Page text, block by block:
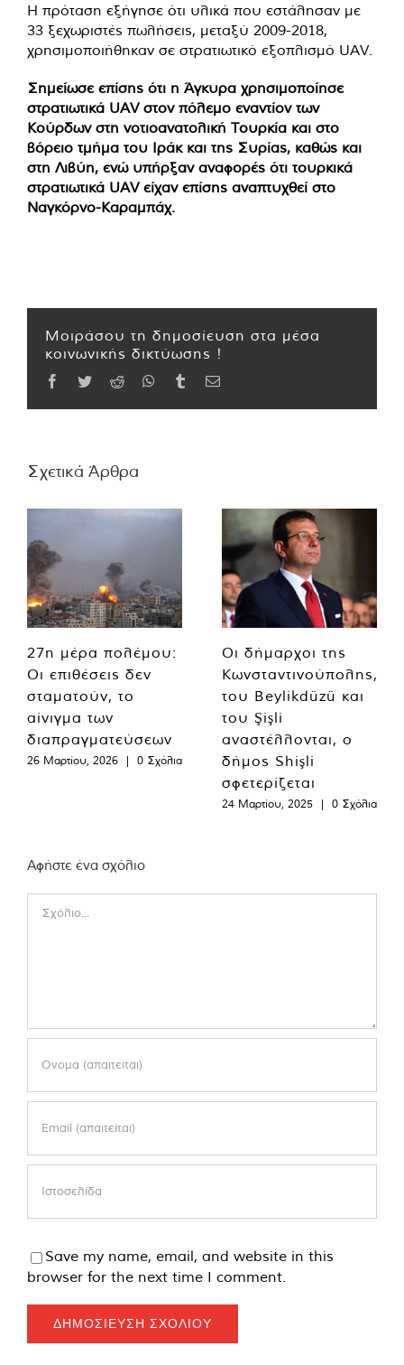
Η πρόταση εξήγησε ότι υλικά που εστάλησαν με
33 ξεχωριστές πωλήσεις, μεταξύ 2009-2018,
χρησιμοποιήθηκαν σε στρατιωτικό εξοπλισμό UAV.
Σημείωσε επίσης ότι η Άγκυρα χρησιμοποίησε
στρατιωτικά UAV στον πόλεμο εναντίον των
Κούρδων στη νοτιοανατολική Τουρκία και στο
βόρειο τμήμα του Ιράκ και της Συρίας, καθώς και
στη Λιβύη, ενώ υπήρξαν αναφορές ότι τουρκικά
στρατιωτικά UAV είχαν επίσης αναπτυχθεί στο
Ναγκόρνο-Καραμπάχ.
Μοιράσου τη δημοσίευση στα μέσα
κοινωνικής δικτύωσης !
Facebook
TwitterReddit WhatsApp
TumblrEmail
Σχετικά Άρθρα
27η μέρα πολέμου:
Οι επιθέσεις δεν
σταματούν, το
αίνιγμα των
διαπραγματεύσεων
26 Μαρτίου, 2026 | 0 Σχόλια
Οι δήμαρχοι της
Κωνσταντινούπολης,
του Beylikdüzü και
του Şişli
αναστέλλονται, ο
δήμος Shişli
σφετερίζεται
24 Μαρτίου, 2025 | 0 Σχόλια
Αφήστε ένα σχόλιο
Save my name, email, and website in this
browser for the next time I comment.